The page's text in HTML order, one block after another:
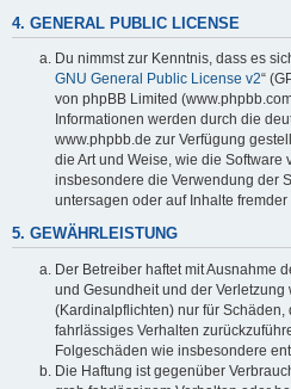
4. GENERAL PUBLIC LICENSE
Du nimmst zur Kenntnis, dass es
GNU General Public License v2“
von phpBB Limited
Informationen werden durch die
www.phpbb.de zur Verfügung
die Art und Weise, wie die Software
insbesondere die Verwendung der
untersagen oder auf Inhalte
5. GEWÄHRLEISTUNG
Der Betreiber haftet mit Ausnahme
und Gesundheit und der
(Kardinalpflichten) nur für
fahrlässiges Verhalten
Folgeschäden wie insbesondere
Die Haftung ist gegenüber